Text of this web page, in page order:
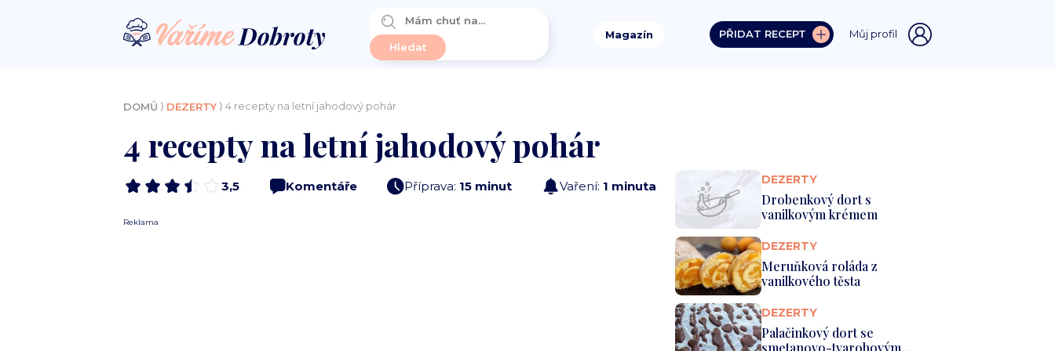
Magazín PŘIDAT RECEPT Můj profil
DOMŮ ⟩ DEZERTY⟩ 4 recepty na letní jahodový pohár
4 recepty na letní jahodový pohár
3,5 Komentáře Příprava: 15 minut Vaření: 1 minuta
Reklama
DEZERTY
Drobenkový dort s
vanilkovým krémem
DEZERTY
Meruňková roláda z
vanilkového těsta
DEZERTY
Palačinkový dort se
smetanovo-tvarohovým